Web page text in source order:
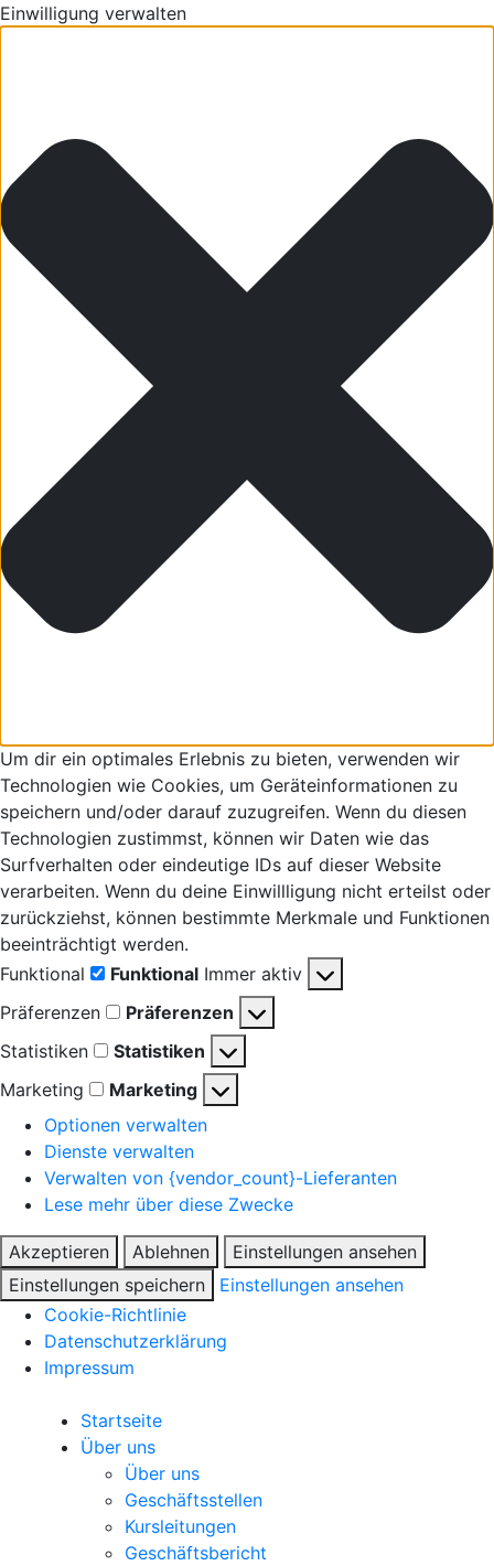
Einwilligung verwalten
Um dir ein optimales Erlebnis zu bieten, verwenden wir
Technologien wie Cookies, um Geräteinformationen zu
speichern und/oder darauf zuzugreifen. Wenn du diesen
Technologien zustimmst, können wir Daten wie das
Surfverhalten oder eindeutige IDs auf dieser Website
verarbeiten. Wenn du deine Einwillligung nicht erteilst oder
zurückziehst, können bestimmte Merkmale und Funktionen
beeinträchtigt werden.
Funktional
Funktional Immer aktiv
Präferenzen
Präferenzen
Statistiken
Statistiken
Marketing
Marketing
Optionen verwalten
Dienste verwalten
Verwalten von {vendor_count}-Lieferanten
Lese mehr über diese Zwecke
Akzeptieren Ablehnen
Einstellungen ansehen
Einstellungen speichern
Einstellungen ansehen
Cookie-Richtlinie
Datenschutzerklärung
Impressum
Startseite
Über uns
Über uns
Geschäftsstellen
Kursleitungen
Geschäftsbericht